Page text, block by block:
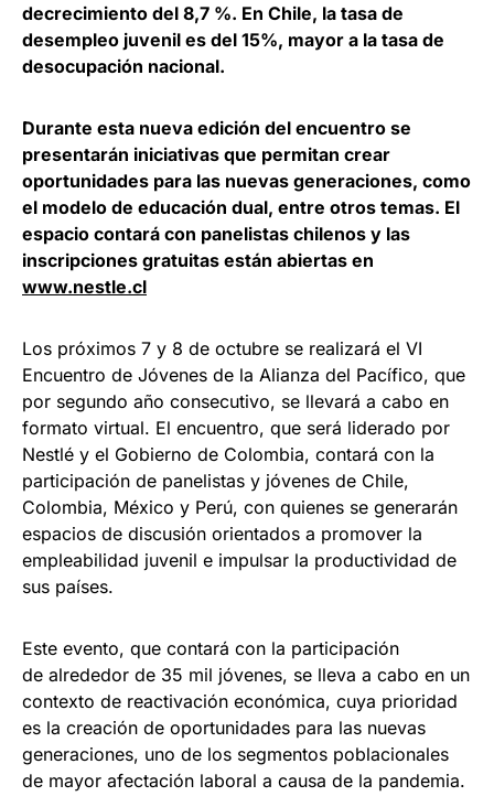
decrecimiento del 8,7 %. En Chile, la tasa de
desempleo juvenil es del 15%, mayor a la tasa de
desocupación nacional.
Durante esta nueva edición del encuentro se
presentarán iniciativas que permitan crear
oportunidades para las nuevas generaciones, como
el modelo de educación dual, entre otros temas. El
espacio contará con panelistas chilenos y las
inscripciones gratuitas están abiertas en
www.nestle.cl
Los próximos 7 y 8 de octubre se realizará el VI
Encuentro de Jóvenes de la Alianza del Pacífico, que
por segundo año consecutivo, se llevará a cabo en
formato virtual. El encuentro, que será liderado por
Nestlé y el Gobierno de Colombia, contará con la
participación de panelistas y jóvenes de Chile,
Colombia, México y Perú, con quienes se generarán
espacios de discusión orientados a promover la
empleabilidad juvenil e impulsar la productividad de
sus países.
Este evento, que contará con la participación
de alrededor de 35 mil jóvenes, se lleva a cabo en un
contexto de reactivación económica, cuya prioridad
es la creación de oportunidades para las nuevas
generaciones, uno de los segmentos poblacionales
de mayor afectación laboral a causa de la pandemia.